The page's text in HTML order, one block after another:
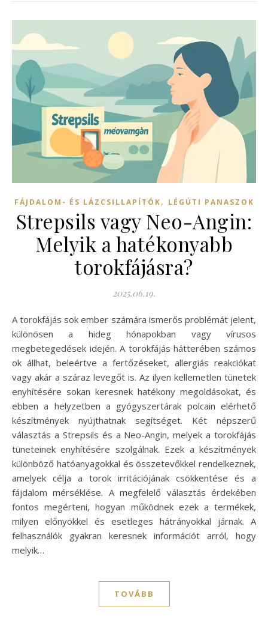
FÁJDALOM- ÉS LÁZCSILLAPÍTÓK, LÉGÚTI PANASZOK
Strepsils vagy Neo-Angin:
Melyik a hatékonyabb
torokfájásra?
2025.06.19.
A torokfájás sok ember számára ismerős problémát jelent,
különösen a hideg hónapokban vagy vírusos
megbetegedések idején. A torokfájás hátterében számos
ok állhat, beleértve a fertőzéseket, allergiás reakciókat
vagy akár a száraz levegőt is. Az ilyen kellemetlen tünetek
enyhítésére sokan keresnek hatékony megoldásokat, és
ebben a helyzetben a gyógyszertárak polcain elérhető
készítmények nyújthatnak segítséget. Két népszerű
választás a Strepsils és a Neo-Angin, melyek a torokfájás
tüneteinek enyhítésére szolgálnak. Ezek a készítmények
különböző hatóanyagokkal és összetevőkkel rendelkeznek,
amelyek célja a torok irritációjának csökkentése és a
fájdalom mérséklése. A megfelelő választás érdekében
fontos megérteni, hogyan működnek ezek a termékek,
milyen előnyökkel és esetleges hátrányokkal járnak. A
felhasználók gyakran keresnek információt arról, hogy
melyik…
TOVÁBB